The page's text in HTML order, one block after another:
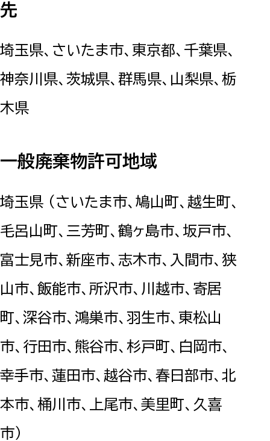
先
埼玉県、さいたま市、東京都、千葉県、
神奈川県、茨城県、群馬県、山梨県、栃
木県
一般廃棄物許可地域
埼玉県 （さいたま市、鳩山町、越生町、
毛呂山町、三芳町、鶴ヶ島市、坂戸市、
富士見市、新座市、志木市、入間市、狭
山市、飯能市、所沢市、川越市、寄居
町、深谷市、鴻巣市、羽生市、東松山
市、行田市、熊谷市、杉戸町、白岡市、
幸手市、蓮田市、越谷市、春日部市、北
本市、桶川市、上尾市、美里町、久喜
市）